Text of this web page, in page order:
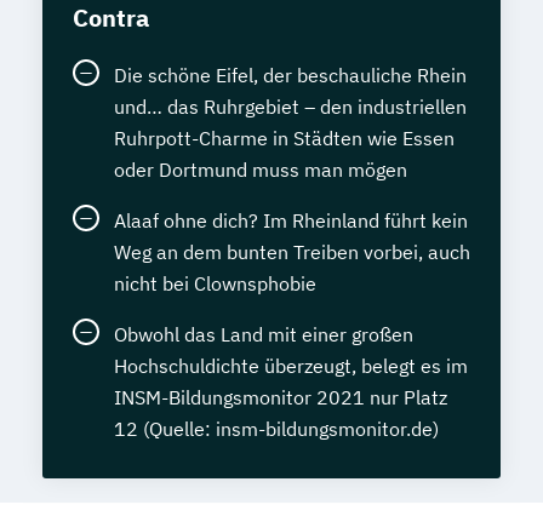
Contra
Die schöne Eifel, der beschauliche Rhein
und… das Ruhrgebiet – den industriellen
Ruhrpott-Charme in Städten wie Essen
oder Dortmund muss man mögen
Alaaf ohne dich? Im Rheinland führt kein
Weg an dem bunten Treiben vorbei, auch
nicht bei Clownsphobie
Obwohl das Land mit einer großen
Hochschuldichte überzeugt, belegt es im
INSM-Bildungsmonitor 2021 nur Platz
12 (Quelle: insm-bildungsmonitor.de)